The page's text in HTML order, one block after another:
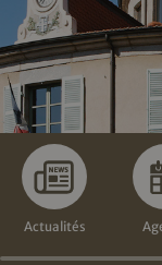
Actualités